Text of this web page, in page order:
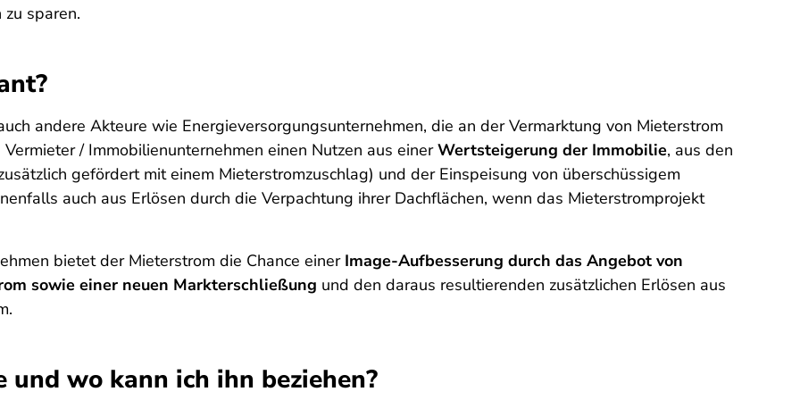
sparen.
andere Akteure wie Energieversorgungsunternehmen, die an der Vermarktung von Mieterstrom
/ Immobilienunternehmen einen Nutzen aus einerWertsteigerung der Immobilie, aus den
gefördert mit einem Mieterstromzuschlag) und der Einspeisung von überschüssigem
auch aus Erlösen durch die Verpachtung ihrer Dachflächen, wenn das Mieterstromprojekt
bietet der Mieterstrom die Chance einer Image-Aufbesserung durch das Angebot von
sowie einer neuen Markterschließung und den daraus resultierenden zusätzlichen Erlösen aus
wo kann ich ihn beziehen?